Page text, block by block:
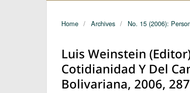
Home / Archives / No. 15 (2006):
Luis Weinstein
Cotidianidad Y Del
Bolivariana, 2006, 287